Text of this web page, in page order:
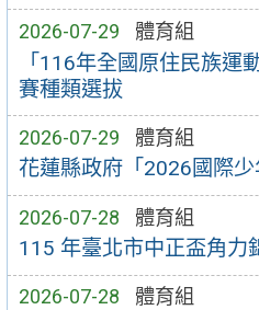
2026-07-29 體育組
「116年全國原住民族運
賽種類選拔
2026-07-29 體育組
花蓮縣政府「2026國際
2026-07-28 體育組
115 年臺北市中正盃角力
2026-07-28 體育組